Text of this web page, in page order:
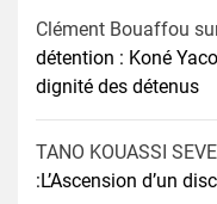
Clément Bouaffou
détention : Koné
dignité des détenus
TANO KOUASSI
:L’Ascension d’un